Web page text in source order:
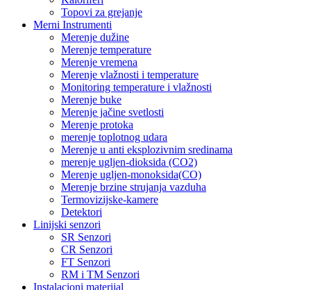
Topovi za grejanje
Merni Instrumenti
Merenje dužine
Merenje temperature
Merenje vremena
Merenje vlažnosti i temperature
Monitoring temperature i vlažnosti
Merenje buke
Merenje jačine svetlosti
Merenje protoka
merenje toplotnog udara
Merenje u anti eksplozivnim sredinama
merenje ugljen-dioksida (CO2)
Merenje ugljen-monoksida(CO)
Merenje brzine strujanja vazduha
Termovizijske-kamere
Detektori
Linijski senzori
SR Senzori
CR Senzori
FT Senzori
RM i TM Senzori
Instalacioni materijal